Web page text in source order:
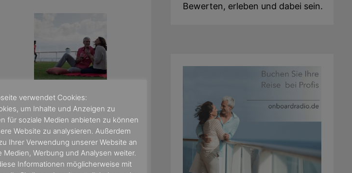
© Celebrity Cruises
Wir schicken Euch nach
Bewerten, erleben und dabei sein.
verwendet Cookies:
um Inhalte und Anzeigen zu
für soziale Medien anbieten zu können
Website zu analysieren. Außerdem
Ihrer Verwendung unserer Website an
Medien, Werbung und Analysen weiter.
Informationen möglicherweise mit